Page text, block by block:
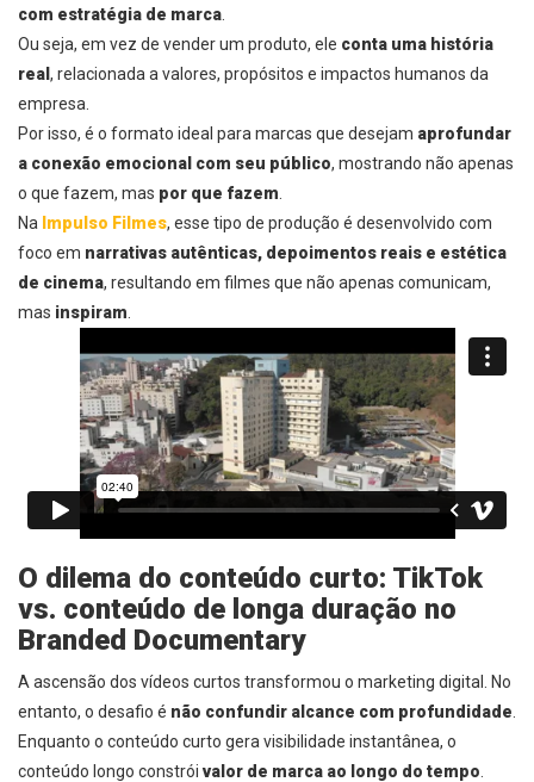
com estratégia de marca
Ou seja, em vez de vender um produto, ele conta uma história
real , relacionada a valores, propósitos e impactos humanos da
empresa.
Por isso, é o formato ideal para marcas que desejam aprofundar
a conexão emocional com seu público, mostrando não apenas
o que fazem, mas por que fazem
Na Impulso Filmes, esse tipo de produção é desenvolvido com
foco em narrativas autênticas, depoimentos reais e estética
de cinema, resultando em filmes que não apenas comunicam,
mas inspiram
O dilema do conteúdo curto: TikTok
vs. conteúdo de longa duração no
Branded Documentary
A ascensão dos vídeos curtos transformou o marketing digital. No
entanto, o desafio é não confundir alcance com profundidade
Enquanto o conteúdo curto gera visibilidade instantânea, o
conteúdo longo constrói valor de marca ao longo do tempo